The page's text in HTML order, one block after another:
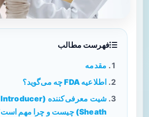
فهرست مطالب
مقدمه
اطلاعیه FDA چه می‌گوید؟
شیت معرفی‌کننده (Introducer
Sheath) چیست و چرا مهم است؟